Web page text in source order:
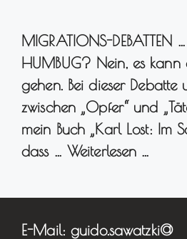
MIGRATIONS-DEBATTEN
HUMBUG? Nein, es
gehen. Bei dieser Debatte
zwischen „Opfer“ und
mein Buch „Karl Lost: Im
dass … Weiterlesen …
E-Mail: guido.sawatzki@